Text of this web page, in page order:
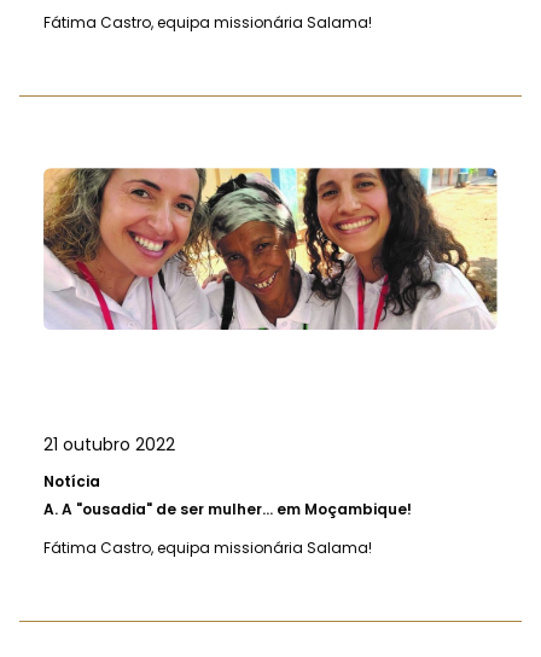
Fátima Castro, equipa missionária Salama!
21 outubro 2022
Notícia
A.A "ousadia" de ser mulher... em Moçambique!
Fátima Castro, equipa missionária Salama!